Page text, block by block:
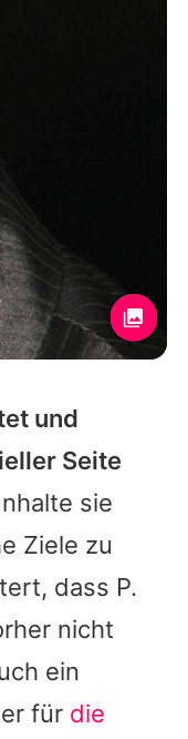
und
Seite
sie
Ziele zu
dass P.
nicht
ein
für die